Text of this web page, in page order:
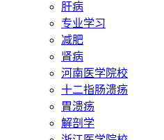
肝病
专业学习
减肥
肾病
河南医学院校
十二指肠溃疡
胃溃疡
解剖学